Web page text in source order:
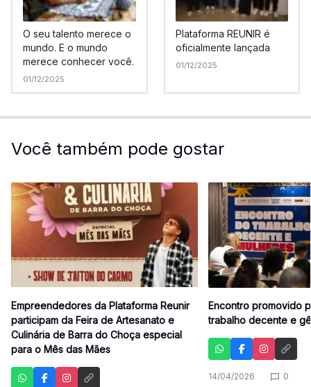
O seu talento merece o
mundo. E o mundo
merece conhecer você.
01/12/2025
Plataforma REUNIR é
oficialmente lançada
01/12/2025
Você também pode gostar
Empreendedores da Plataforma Reunir
participam da Feira de Artesanato e
Culinária de Barra do Choça especial
para o Mês das Mães
Encontro promovido
trabalho decente e
14/04/2026 0